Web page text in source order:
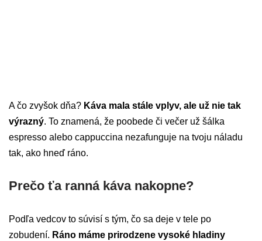
A čo zvyšok dňa? Káva mala stále vplyv, ale už nie tak
výrazný. To znamená, že poobede či večer už šálka
espresso alebo cappuccina nezafunguje na tvoju náladu
tak, ako hneď ráno.
Prečo ťa ranná káva nakopne?
Podľa vedcov to súvisí s tým, čo sa deje v tele po
zobudení. Ráno máme prirodzene vysoké hladiny